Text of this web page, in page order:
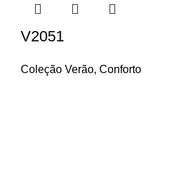
V2051
Coleção Verão, Conforto